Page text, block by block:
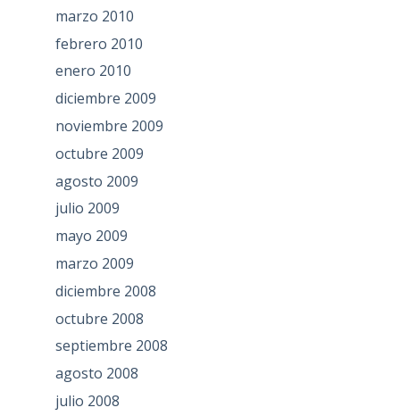
marzo 2010
febrero 2010
enero 2010
diciembre 2009
noviembre 2009
octubre 2009
agosto 2009
julio 2009
mayo 2009
marzo 2009
diciembre 2008
octubre 2008
septiembre 2008
agosto 2008
julio 2008